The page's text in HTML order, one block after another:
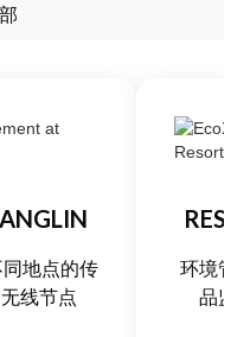
– 下午6点
同地点的传
线节点
环境管
品监